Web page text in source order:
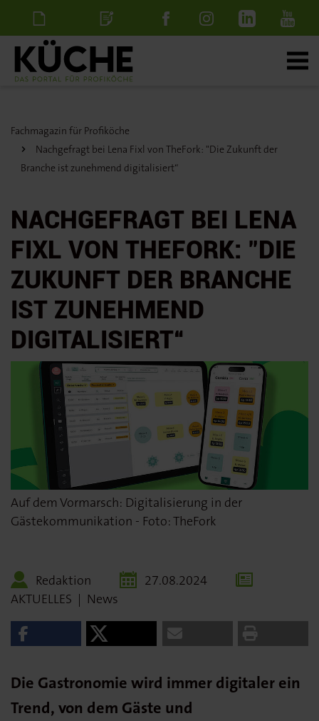
NewsletterStellenanzeige
Fachmagazin für Profiköche
Nachgefragt bei Lena Fixl von TheFork: "Die Zukunft der
Branche ist zunehmend digitalisiert“
NACHGEFRAGT BEI LENA
FIXL VON THEFORK: "DIE
ZUKUNFT DER BRANCHE
IST ZUNEHMEND
DIGITALISIERT“
Auf dem Vormarsch: Digitalisierung in der
Gästekommunikation - Foto: TheFork
Redaktion
27.08.2024
AKTUELLES | News
Die Gastronomie wird immer digitaler ein
Trend, von dem Gäste und